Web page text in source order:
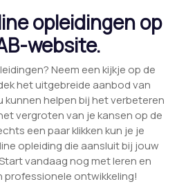
opleidingen op
website.
Neem een kijkje op de
het uitgebreide aanbod van
kunnen helpen bij het verbeteren
vergroten van je kansen op de
een paar klikken kun je je
opleiding die aansluit bij jouw
vandaag nog met leren en
professionele ontwikkeling!